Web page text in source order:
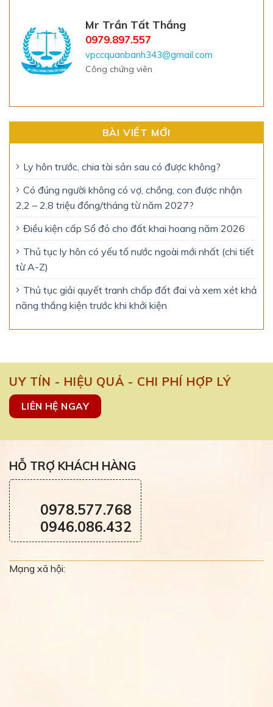
Mr Trần Tất Thắng
0979.897.557
vpccquanbanh343@gmail.com
Công chứng viên
BÀI VIẾT MỚI
Ly hôn trước, chia tài sản sau có được không?
Có đúng người không có vợ, chồng, con được nhận
2,2 – 2,8 triệu đồng/tháng từ năm 2027?
Điều kiện cấp Sổ đỏ cho đất khai hoang năm 2026
Thủ tục ly hôn có yếu tố nước ngoài mới nhất (chi tiết
từ A-Z)
Thủ tục giải quyết tranh chấp đất đai và xem xét khả
năng thắng kiện trước khi khởi kiện
UY TÍN - HIỆU QUẢ - CHI PHÍ HỢP LÝ
LIÊN HỆ NGAY
HỖ TRỢ KHÁCH HÀNG
0978.577.768
0946.086.432
Mạng xã hội: